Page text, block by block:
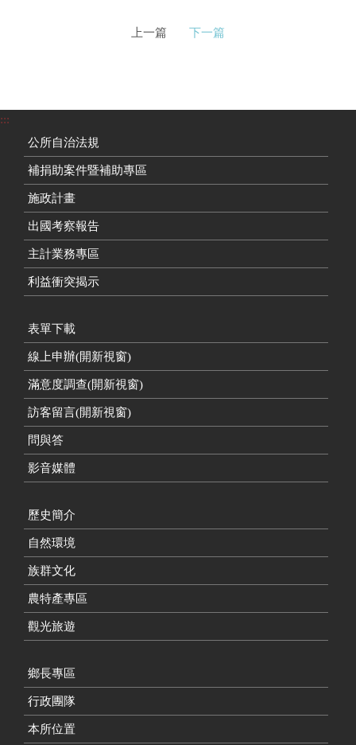
上一篇 下一篇
:::
公所自治法規
補捐助案件暨補助專區
施政計畫
出國考察報告
主計業務專區
利益衝突揭示
表單下載
線上申辦(開新視窗)
滿意度調查(開新視窗)
訪客留言(開新視窗)
問與答
影音媒體
歷史簡介
自然環境
族群文化
農特產專區
觀光旅遊
鄉長專區
行政團隊
本所位置